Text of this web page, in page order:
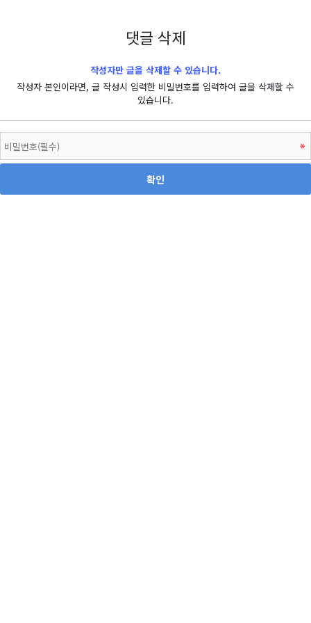
댓글 삭제
작성자만 글을 삭제할 수 있습니다.
작성자 본인이라면, 글 작성시 입력한 비밀번호를 입력하여 글을 삭제할 수
있습니다.